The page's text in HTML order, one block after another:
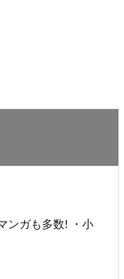
ンガも多数! ・小